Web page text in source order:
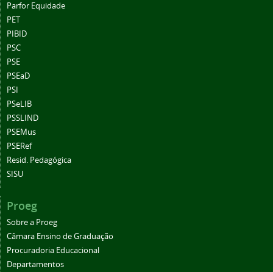
Parfor Equidade
PET
PIBID
PSC
PSE
PSEaD
PSI
PSeLIB
PSSLIND
PSEMus
PSERef
Resid. Pedagógica
SISU
Proeg
Sobre a Proeg
Câmara Ensino de Graduação
Procuradoria Educacional
Departamentos